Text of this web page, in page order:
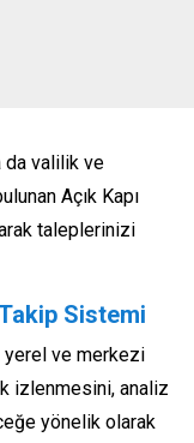
da valilik ve
Açık Kapı
taleplerinizi
Sistemi
yerel ve merkezi
izlenmesini, analiz
yönelik olarak